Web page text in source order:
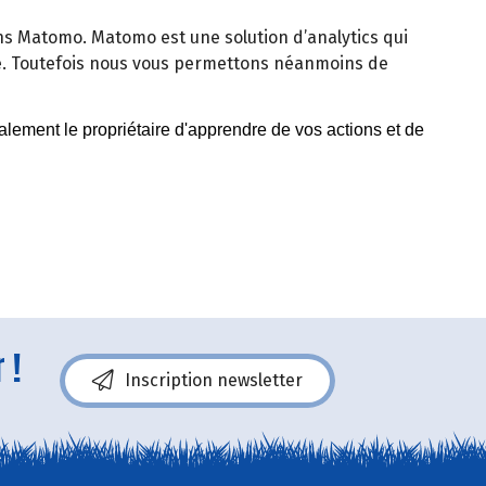
Matomo est une solution d’analytics qui
nous vous permettons néanmoins de
! Inscription newsletter